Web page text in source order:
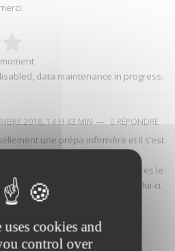
data maintenance in progress.
2018, 14 H 43 MIN — RÉPONDRE
une prépa infirmière et il s’est
intéressée par la diététique
toutes les études possibles apres le
nécessaires pour obtenir celui-ci.
cookies and
control over